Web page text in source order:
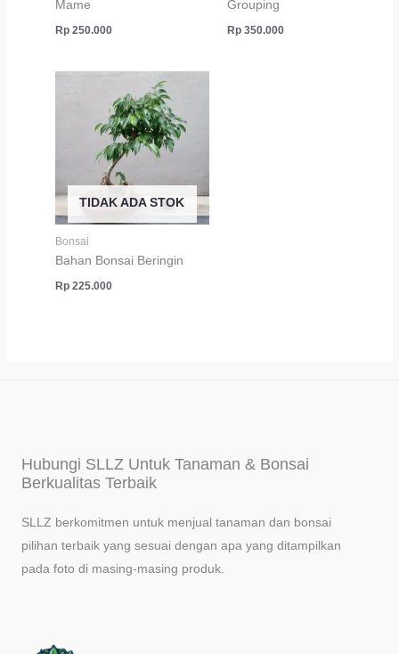
Mame
Rp 250.000
Grouping
Rp350.000
TIDAK ADA STOK
Bonsai
Bahan Bonsai Beringin
Rp 225.000
Hubungi SLLZ Untuk Tanaman & Bonsai
Berkualitas Terbaik
SLLZ berkomitmen untuk menjual tanaman dan bonsai
pilihan terbaik yang sesuai dengan apa yang ditampilkan
pada foto di masing-masing produk.